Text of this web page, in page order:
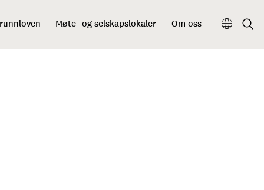
Møte- og selskapslokaler Om oss